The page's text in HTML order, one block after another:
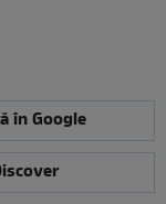
în Google